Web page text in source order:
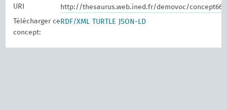
URI
http://thesaurus.web.ined.fr/demovoc/concept662
Télécharger ce
concept:
RDF/XML TURTLE JSON-LD